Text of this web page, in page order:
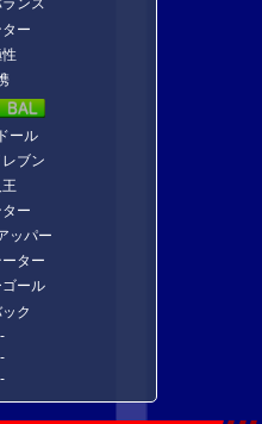
ンス
ー
ール
ブン
ー
ッパー
ター
ール
ク